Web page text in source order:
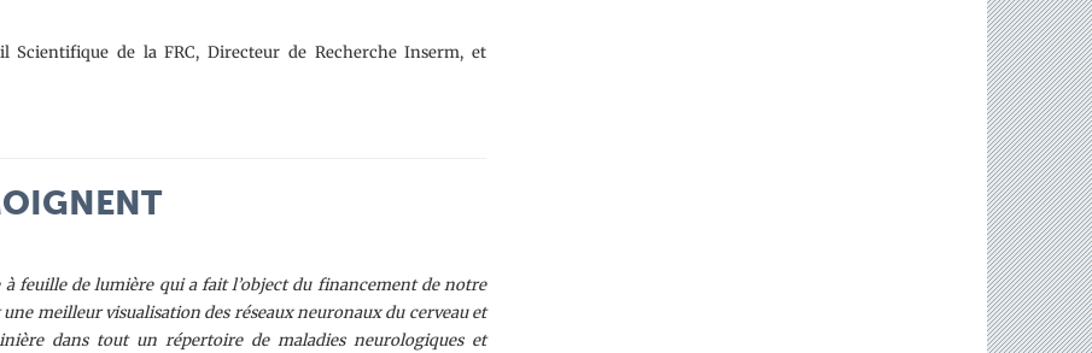
Scientifique de la FRC, Directeur de Recherche Inserm, et
à feuille de lumière qui a fait l’object du financement de notre
meilleur visualisation des réseaux neuronaux du cerveau et
dans tout un répertoire de maladies neurologiques et